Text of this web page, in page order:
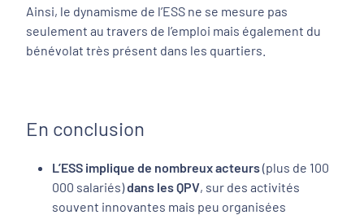
Ainsi, le dynamisme de l’ESS ne se mesure pas
seulement au travers de l’emploi mais également du
bénévolat très présent dans les quartiers.
En conclusion
L’ESS implique de nombreux acteurs(plus de 100
000 salariés)dans les QPV, sur des activités
souvent innovantes mais peu organisées